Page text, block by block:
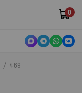
0
469